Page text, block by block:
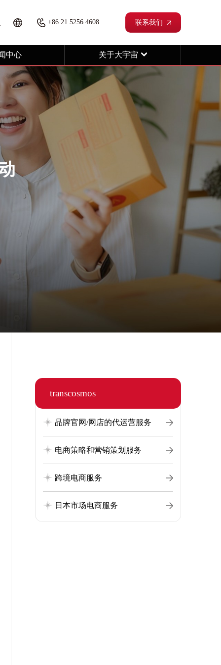
+86 21 5256 4608 联系我们
中心 关于大宇宙
transcosmos
品牌官网/网店的代运营服务
电商策略和营销策划服务
跨境电商服务
日本市场电商服务